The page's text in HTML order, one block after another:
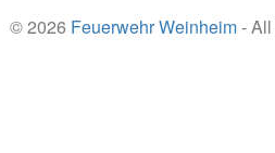
© 2026 Feuerwehr Weinheim- All